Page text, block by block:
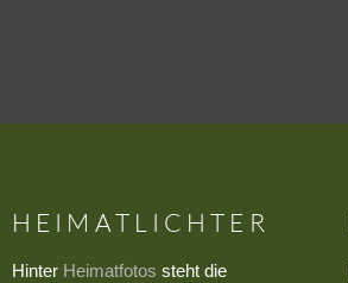
HEIMATLICHTER
Hinter Heimatfotos steht die